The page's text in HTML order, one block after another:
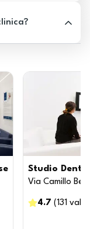
Studio
Via Camillo
4.7 (131